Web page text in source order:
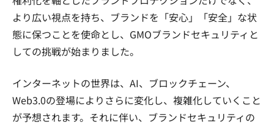
より広い視点を持ち、ブランドを「安心」「安全」な状
態に保つことを使命とし、GMOブランドセキュリティと
しての挑戦が始まりました。
インターネットの世界は、AI、ブロックチェーン、
Web3.0の登場によりさらに変化し、複雑化していくこと
が予想されます。それに伴い、ブランドセキュリティの